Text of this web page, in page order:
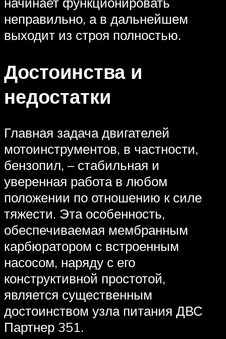
неправильно, а в дальнейшем
выходит из строя полностью.
Достоинства и
недостатки
Главная задача двигателей
мотоинструментов, в частности,
бензопил, – стабильная и
уверенная работа в любом
положении по отношению к силе
тяжести. Эта особенность,
обеспечиваемая мембранным
карбюратором с встроенным
насосом, наряду с его
конструктивной простотой,
является существенным
достоинством узла питания ДВС
Партнер 351.